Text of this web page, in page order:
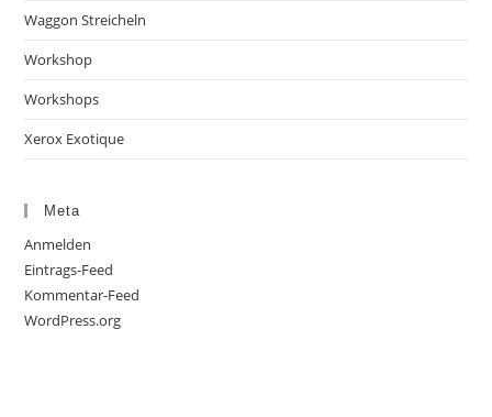
Waggon Streicheln
Workshop
Workshops
Xerox Exotique
Meta
Anmelden
Eintrags-Feed
Kommentar-Feed
WordPress.org